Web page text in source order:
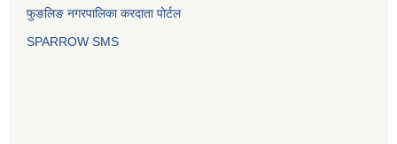
फुङलिङ नगरपालिका करदाता पोर्टल
SPARROW SMS